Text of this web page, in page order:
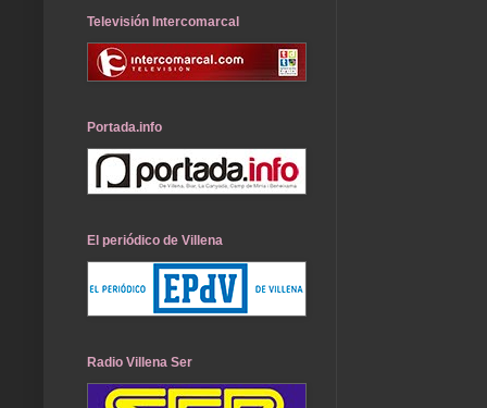
Televisión Intercomarcal
Portada.info
El periódico de Villena
Radio Villena Ser